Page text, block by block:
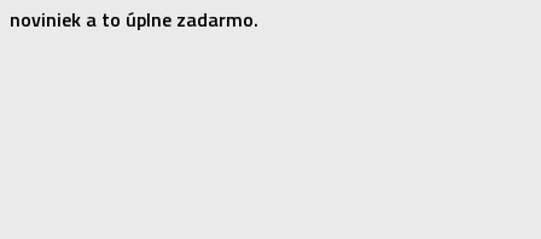
noviniek a to úplne zadarmo.